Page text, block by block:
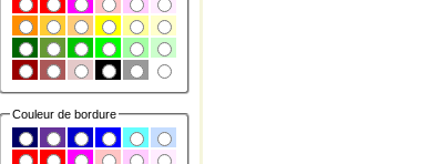
Couleur de bordure